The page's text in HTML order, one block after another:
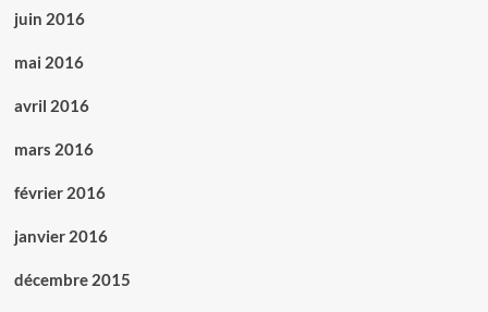
juin 2016
mai 2016
avril 2016
mars 2016
février 2016
janvier 2016
décembre 2015